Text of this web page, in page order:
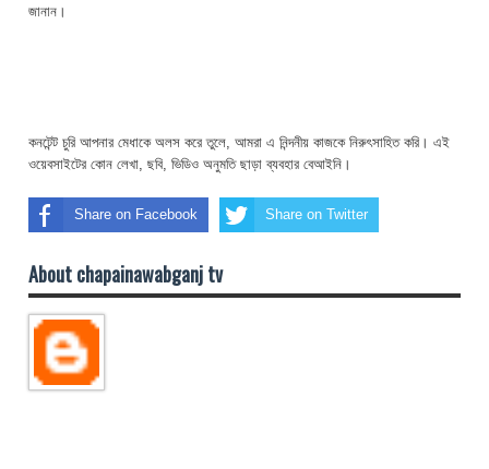
জানান।
কনটেন্ট চুরি আপনার মেধাকে অলস করে তুলে, আমরা এ নিন্দনীয় কাজকে নিরুৎসাহিত করি। এই
ওয়েবসাইটের কোন লেখা, ছবি, ভিডিও অনুমতি ছাড়া ব্যবহার বেআইনি।
Share on Facebook Share on Twitter
About chapainawabganj tv